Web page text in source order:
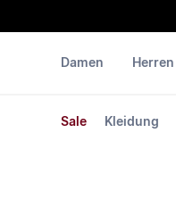
Damen
Sale Kleidung
Herren